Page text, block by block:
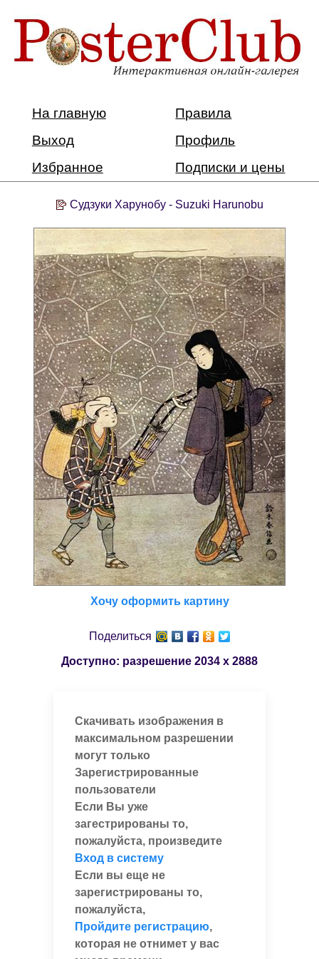
На главную
Правила
Выход
Профиль
Избранное
Подписки и цены
Судзуки Харунобу - Suzuki Harunobu
Хочу оформить картину
Поделиться
Доступно: разрешение 2034 x 2888
Скачивать изображения в
максимальном разрешении
могут только
Зарегистрированные
пользователи
Если Вы уже
загестрированы то,
пожалуйста, произведите
Вход в систему
Если вы еще не
зарегистрированы то,
пожалуйста,
Пройдите регистрацию,
которая не отнимет у вас